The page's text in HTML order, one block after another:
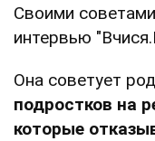
Своими
интервью
Она советует
подростков на
которые